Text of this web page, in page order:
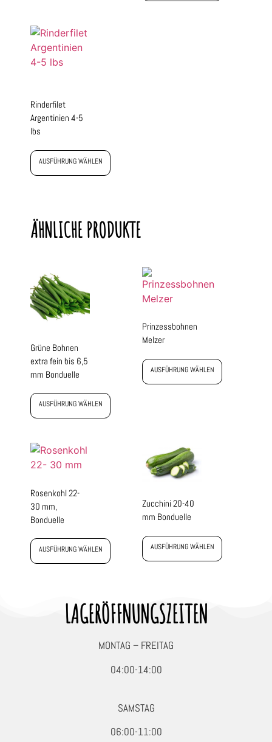
Rinderfilet
Argentinien 4-5
lbs
AUSFÜHRUNG WÄHLEN
ÄHNLICHE PRODUKTE
Grüne Bohnen
extra fein bis 6,5
mm Bonduelle
AUSFÜHRUNG WÄHLEN
Prinzessbohnen
Melzer
AUSFÜHRUNG WÄHLEN
Rosenkohl 22-
30 mm,
Bonduelle
AUSFÜHRUNG WÄHLEN
Zucchini 20-40
mm Bonduelle
AUSFÜHRUNG WÄHLEN
LAGERÖFFNUNGSZEITEN
MONTAG – FREITAG
04:00-14:00
SAMSTAG
06:00-11:00